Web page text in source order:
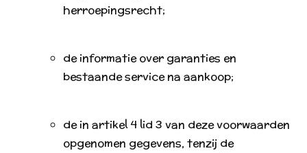
herroepingsrecht;
de informatie over garanties en
bestaande service na aankoop;
de in artikel 4 lid 3 van deze voorwaarden
opgenomen gegevens, tenzij de